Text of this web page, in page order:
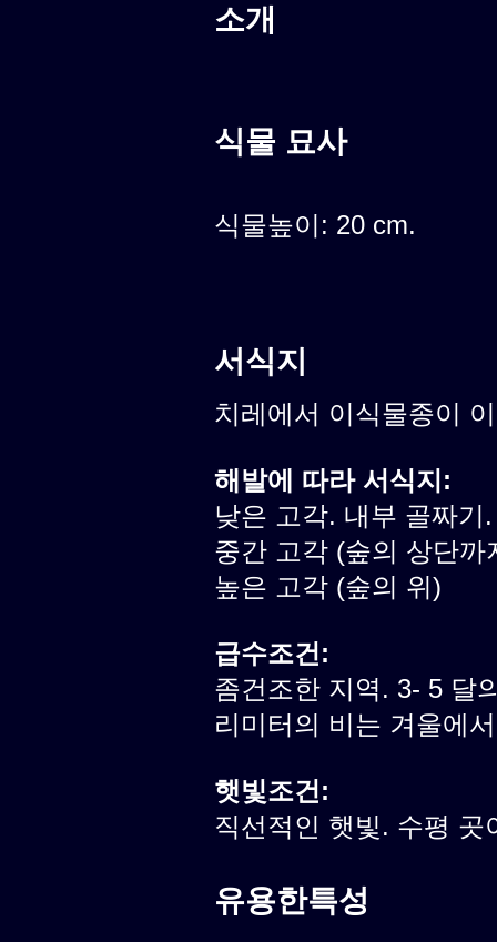
소개
식물 묘사
식물높이: 20 cm.
서식지
치레에서 이식물종이
해발에 따라 서식지:
낮은 고각. 내부 골짜기.
중간 고각 (숲의 상단까
높은 고각 (숲의 위)
급수조건:
좀건조한 지역. 3- 5 달
리미터의 비는 겨울에
햇빛조건:
직선적인 햇빛. 수평
유용한특성